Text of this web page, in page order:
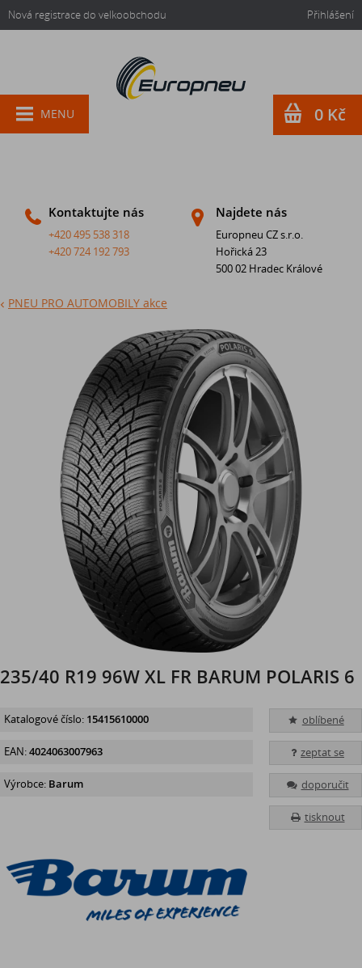
Nová registrace do velkoobchodu Přihlášení
Kontaktujte nás
+420 495 538 318
+420 724 192 793
Najdete nás
Europneu CZ s.r.o.
Hořická 23
500 02 Hradec Králové
MENU 0 Kč
PNEU PRO AUTOMOBILY akce
235/40 R19 96W XL FR BARUM POLARIS 6
oblíbené
zeptat se
doporučit
tisknout
Katalogové číslo: 15415610000
EAN:4024063007963
Výrobce: Barum